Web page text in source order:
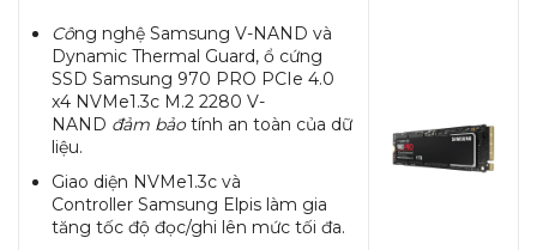
Công nghệ Samsung V-NAND và
Dynamic Thermal Guard, ổ cứng
SSD Samsung 970 PRO PCIe 4.0
x4 NVMe1.3c M.2 2280 V-
NAND đảm bảotính an toàn của dữ
liệu.
Giao diện NVMe1.3c và
Controller Samsung Elpis làm gia
tăng tốc độ đọc/ghi lên mức tối đa.